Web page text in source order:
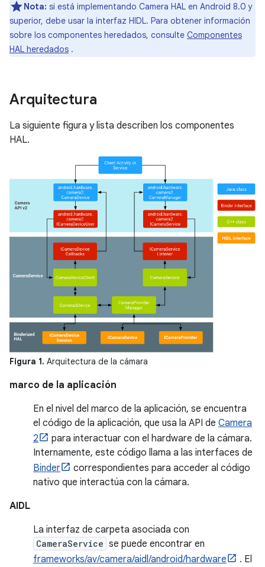
Nota: si está implementando Camera HAL en Android 8.0 y
superior, debe usar la interfaz HIDL. Para obtener información
sobre los componentes heredados, consulte Componentes
HAL heredados .
Arquitectura
La siguiente figura y lista describen los componentes
HAL.
Figura 1. Arquitectura de la cámara
marco de la aplicación
En el nivel del marco de la aplicación, se encuentra
el código de la aplicación, que usa la API de Camera
2
para interactuar con el hardware de la cámara.
Internamente, este código llama a las interfaces de
Binder
correspondientes para acceder al código
nativo que interactúa con la cámara.
AIDL
La interfaz de carpeta asociada con
CameraService se puede encontrar en
frameworks/av/camera/aidl/android/hardware
. El